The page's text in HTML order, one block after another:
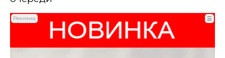
Реклама ☰